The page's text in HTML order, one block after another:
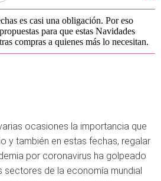
es casi una obligación. Por eso
para que estas Navidades
compras a quienes más lo necesitan.
ocasiones la importancia que
y también en estas fechas, regalar
por coronavirus ha golpeado
de la economía mundial